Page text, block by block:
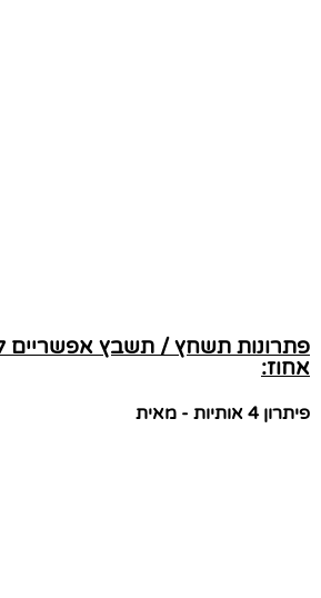
פתרונות תשחץ / תשבץ אפשריים
אחוז:
פיתרון 4 אותיות - מאית